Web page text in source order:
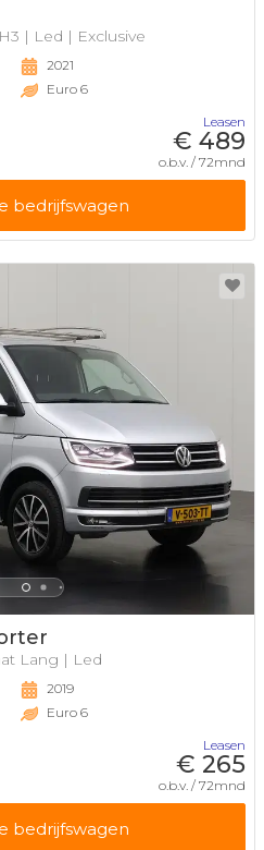
| Led | Exclusive
2021
Euro 6
Leasen
€ 489
o.b.v. / 72mnd
bedrijfswagen
Lang | Led
2019
Euro 6
Leasen
€ 265
o.b.v. / 72mnd
bedrijfswagen